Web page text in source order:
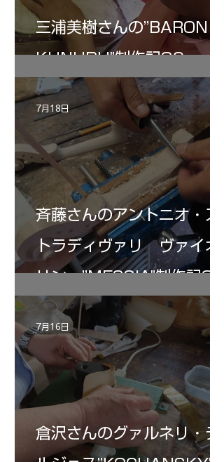
三浦美樹さんの”BARON・
KUNUPU"制作記30
斉藤さんのアントニオ・ス
トラディヴァリ ヴァイオ
リン ”MESSIA"制作記32
7月18日
倉沢さんのグァルネリ・デ
7月16日